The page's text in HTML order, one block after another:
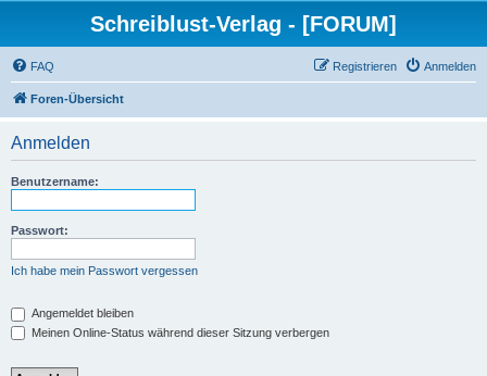
Schreiblust-Verlag - [FORUM]
FAQ Anmelden
Registrieren
Foren-Übersicht
Anmelden
Benutzername:
Passwort:
Ich habe mein Passwort vergessen
Angemeldet bleiben
Meinen Online-Status während dieser Sitzung verbergen